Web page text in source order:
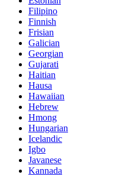
Filipino
Finnish
Frisian
Galician
Georgian
Gujarati
Haitian
Hausa
Hawaiian
Hebrew
Hmong
Hungarian
Icelandic
Igbo
Javanese
Kannada